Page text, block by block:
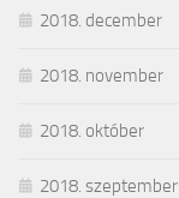
2018. december
2018. november
2018. október
2018. szeptember